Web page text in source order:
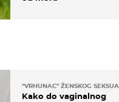
"VRHUNAC" ŽENSKOG
Kako do vaginalnog